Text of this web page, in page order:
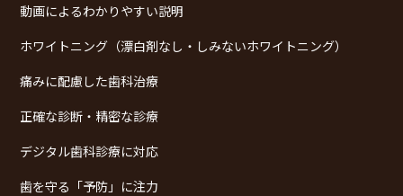
動画によるわかりやすい説明
ホワイトニング（漂白剤なし・しみないホワイトニング）
痛みに配慮した歯科治療
正確な診断・精密な診療
デジタル歯科診療に対応
歯を守る「予防」に注力